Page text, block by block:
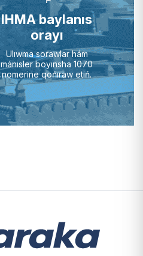
IHMA baylanıs
orayı
Ulıwma sorawlar hám
mánisler boyınsha 1070
nomerine qońıraw etiń.